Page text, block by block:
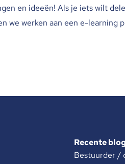
en ideeën! Als je iets wilt
we werken aan een e-learning
Recente
Bestuurder /